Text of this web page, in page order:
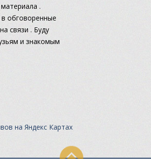
.
обговоренные
связи . Буду
и знакомым
на Яндекс Картах